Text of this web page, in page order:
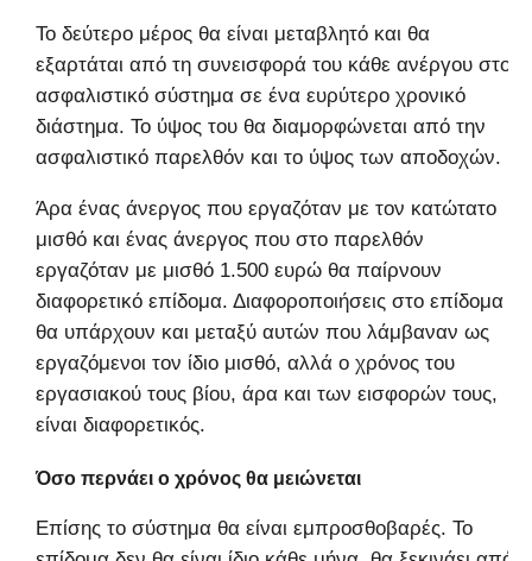
Το δεύτερο μέρος θα είναι μεταβλητό και θα
εξαρτάται από τη συνεισφορά του κάθε ανέργου στο
ασφαλιστικό σύστημα σε ένα ευρύτερο χρονικό
διάστημα. Το ύψος του θα διαμορφώνεται από την
ασφαλιστικό παρελθόν και το ύψος των αποδοχών.
Άρα ένας άνεργος που εργαζόταν με τον κατώτατο
μισθό και ένας άνεργος που στο παρελθόν
εργαζόταν με μισθό 1.500 ευρώ θα παίρνουν
διαφορετικό επίδομα. Διαφοροποιήσεις στο επίδομα
θα υπάρχουν και μεταξύ αυτών που λάμβαναν ως
εργαζόμενοι τον ίδιο μισθό, αλλά ο χρόνος του
εργασιακού τους βίου, άρα και των εισφορών τους,
είναι διαφορετικός.
Όσο περνάει ο χρόνος θα μειώνεται
Επίσης το σύστημα θα είναι εμπροσθοβαρές. Το